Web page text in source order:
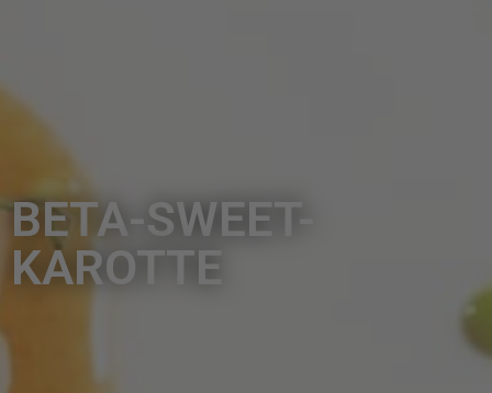
BETA-SWEET-
KAROTTE